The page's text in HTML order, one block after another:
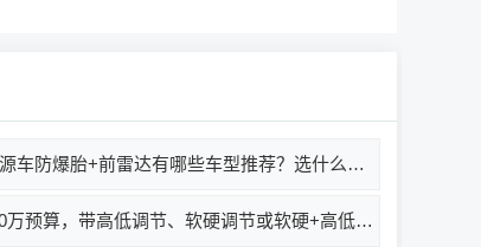
新能源车防爆胎+前雷达有哪些车型推荐？选什么车好？
15-20万预算，带高低调节、软硬调节或软硬+高低调节，二胎家庭有什么车推荐？